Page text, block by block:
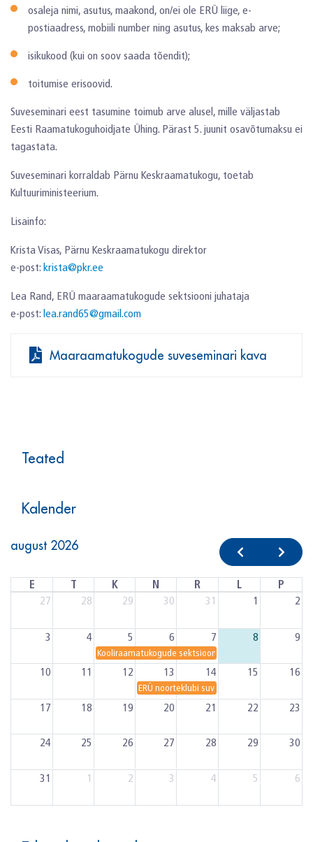
osaleja nimi, asutus, maakond, on/ei ole ERÜ liige, e-
postiaadress, mobiili number ning asutus, kes maksab arve;
isikukood (kui on soov saada tõendit);
toitumise erisoovid.
Suveseminari eest tasumine toimub arve alusel, mille väljastab
Eesti Raamatu­koguhoidjate Ühing. Pärast 5. juunit osavõtumaksu ei
tagastata.
Suveseminari korraldab Pärnu Keskraamatukogu, toetab
Kultuuriministeerium.
Lisainfo:
Krista Visas, Pärnu Keskraamatukogu direktor
e-post: krista@pkr.ee
Lea Rand, ERÜ maaraamatukogude sektsiooni juhataja
e-post: lea.rand65@gmail.com
Maaraamatukogude suveseminari kava
Teated
Kalender
august 2026
E T K N R L
P
27
28 29 30 31 1 2
3 4 5 6 7 8 9
Kooliraamatukogude sektsiooni ja lasteteeninduse
10 11 12 13 14 15 16
ERÜ noorteklubi suveseminar Hiiumaal
17 18 19 20 21 22 23
24 25 26 27 28 29 30
31 1 2 3 4 5 6